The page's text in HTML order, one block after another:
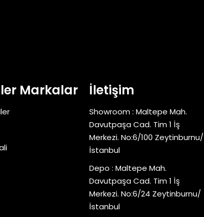
Markalar İletişim
Showroom : Maltepe Mah.
Davutpaşa Cad. Tim 1 İş
Merkezi. No:6/100 Zeytinburnu/
İstanbul
Depo : Maltepe Mah.
Davutpaşa Cad. Tim 1 İş
Merkezi. No:6/24 Zeytinburnu/
İstanbul